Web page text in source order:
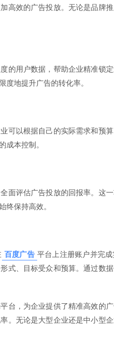
高效的广告投放。无论是品牌
的用户数据，帮助企业精准锁
度地提升广告的转化率。
可以根据自己的实际需求和预
成本控制。
面评估广告投放的回报率。这
终保持高效。
百度广告 平台上注册账户并完
式、目标受众和预算。通过数
台，为企业提供了精准高效的
。无论是大型企业还是中小型